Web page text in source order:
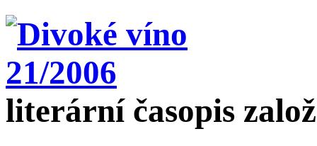
literární časopis